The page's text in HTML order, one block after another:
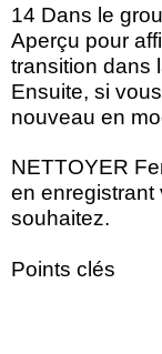
14 Dans le
Aperçu pour
transition dans
Ensuite, si
nouveau en
NETTOYER
en enregistrant
souhaitez.
Points clés